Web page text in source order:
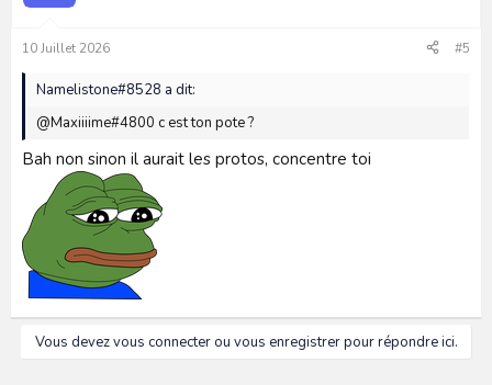
10 Juillet 2026 #5
Namelistone#8528 a dit:
@Maxiiiime#4800 c est ton pote ?
Bah non sinon il aurait les protos, concentre toi
Vous devez vous connecter ou vous enregistrer pour répondre ici.